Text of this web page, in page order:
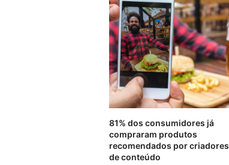
81% dos consumidores já
compraram produtos
recomendados por criadores
de conteúdo